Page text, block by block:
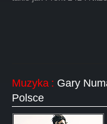
Muzyka : Gary
Polsce